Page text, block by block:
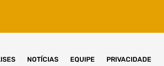
NOTÍCIAS EQUIPE PRIVACIDADE